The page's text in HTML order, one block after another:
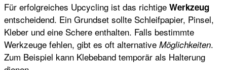
Für erfolgreiches Upcycling ist das richtige Werkzeug
entscheidend. Ein Grundset sollte Schleifpapier, Pinsel,
Kleber und eine Schere enthalten. Falls bestimmte
Werkzeuge fehlen, gibt es oft alternative Möglichkeiten.
Zum Beispiel kann Klebeband temporär als Halterung